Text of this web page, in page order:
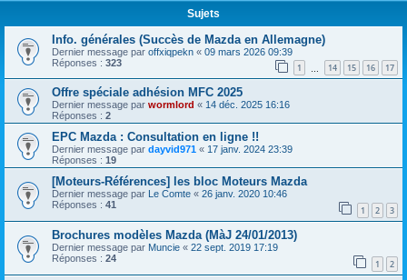
Sujets
Info. générales (Succès de Mazda en Allemagne)
Dernier message par offxiqpekn « 09 mars 2026 09:39
Réponses : 323 1 14 15 16 17
Offre spéciale adhésion MFC 2025
Dernier message par wormlord « 14 déc. 2025 16:16
Réponses : 2
EPC Mazda : Consultation en ligne !!
Dernier message par dayvid971 « 17 janv. 2024 23:39
Réponses : 19
[Moteurs-Références] les bloc Moteurs Mazda
Dernier message par Le Comte « 26 janv. 2020 10:46
Réponses : 41 1 2 3
Brochures modèles Mazda (MàJ 24/01/2013)
Dernier message par Muncie « 22 sept. 2019 17:19
Réponses : 24 1 2